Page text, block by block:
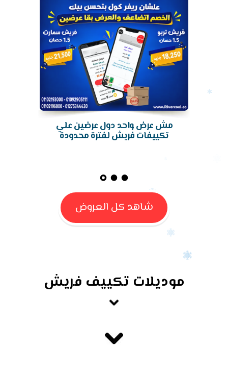
مش عرض واحد دول عرضين علي
تكييفات فريش لفترة محدودة
شاهد كل العروض
موديلات تكييف فريش